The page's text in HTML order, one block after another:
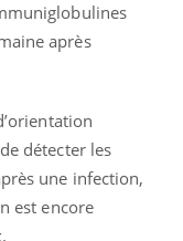
après
détecter les
une infection,
est encore